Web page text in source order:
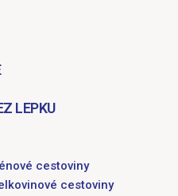
LEPKU
cestoviny
cestoviny